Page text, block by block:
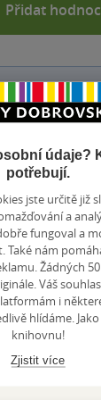
Přidat
údaje?
potřebují.
jste určitě již
a
fungoval a
Také nám
Žádných
Váš
i
hlídáme.
knihovnu!
Zjistit více